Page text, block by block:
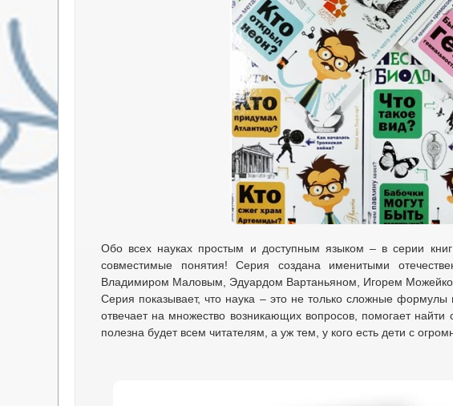
Обо всех науках простым и доступным языком – в серии книг
совместимые понятия! Серия создана именитыми
Владимиром Маловым, Эдуардом Вартаньяном, Игорем Можейко
Серия показывает, что наука – это не только сложные
отвечает на множество возникающих вопросов, помогает
полезна будет всем читателям, а уж тем, у кого есть дети с